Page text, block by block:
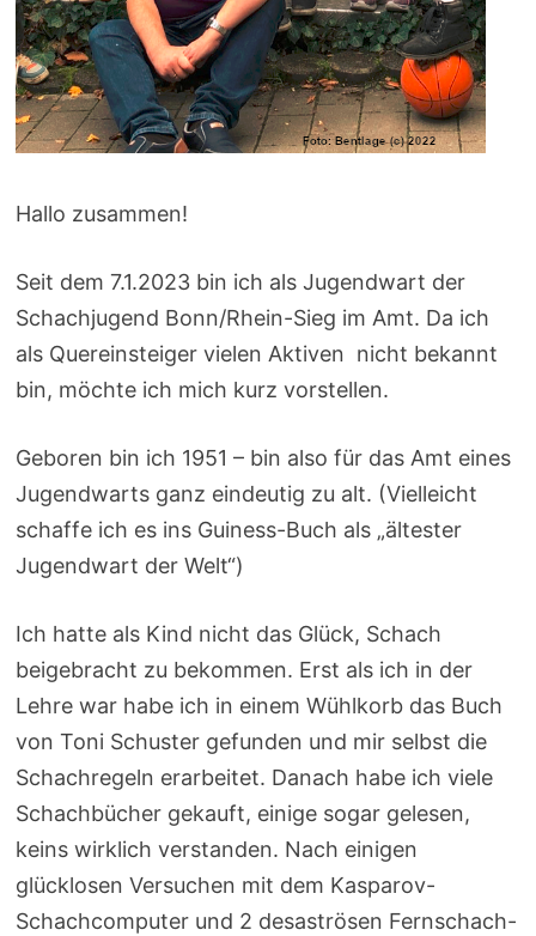
Hallo zusammen!
Seit dem 7.1.2023 bin ich als Jugendwart der
Schachjugend Bonn/Rhein-Sieg im Amt. Da ich
als Quereinsteiger vielen Aktiven nicht bekannt
bin, möchte ich mich kurz vorstellen.
Geboren bin ich 1951 – bin also für das Amt eines
Jugendwarts ganz eindeutig zu alt. (Vielleicht
schaffe ich es ins Guiness-Buch als „ältester
Jugendwart der Welt“)
Ich hatte als Kind nicht das Glück, Schach
beigebracht zu bekommen. Erst als ich in der
Lehre war habe ich in einem Wühlkorb das Buch
von Toni Schuster gefunden und mir selbst die
Schachregeln erarbeitet. Danach habe ich viele
Schachbücher gekauft, einige sogar gelesen,
keins wirklich verstanden. Nach einigen
glücklosen Versuchen mit dem Kasparov-
Schachcomputer und 2 desaströsen Fernschach-